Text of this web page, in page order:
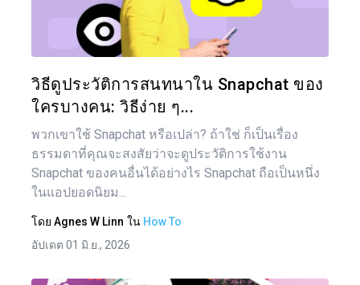
วิธีดูประวัติการสนทนาใน Snapchat ของ
ใครบางคน: วิธีง่าย ๆ...
พวกเขาใช้ Snapchat หรือเปล่า? ถ้าใช่ ก็เป็นเรื่อง
ธรรมดาที่คุณจะสงสัยว่าจะดูประวัติการใช้งาน
Snapchat ของคนอื่นได้อย่างไร Snapchat ถือเป็นหนึ่ง
ในแอปยอดนิยม...
โดย Agnes W Linn ใน How To
อัปเดต 01 มิ.ย., 2026